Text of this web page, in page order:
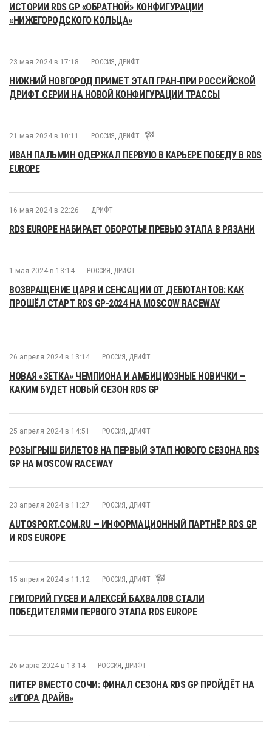
ИСТОРИИ RDS GP «ОБРАТНОЙ» КОНФИГУРАЦИИ
«НИЖЕГОРОДСКОГО КОЛЬЦА»
23 мая 2024 в 17:18 РОССИЯ , ДРИФТ
НИЖНИЙ НОВГОРОД ПРИМЕТ ЭТАП ГРАН-ПРИ РОССИЙСКОЙ
ДРИФТ СЕРИИ НА НОВОЙ КОНФИГУРАЦИИ ТРАССЫ
21 мая 2024 в 10:11 РОССИЯ , ДРИФТ
ИВАН ПАЛЬМИН ОДЕРЖАЛ ПЕРВУЮ В КАРЬЕРЕ ПОБЕДУ В RDS
EUROPE
16 мая 2024 в 22:26 ДРИФТ
RDS EUROPE НАБИРАЕТ ОБОРОТЫ! ПРЕВЬЮ ЭТАПА В РЯЗАНИ
1 мая 2024 в 13:14 РОССИЯ , ДРИФТ
ВОЗВРАЩЕНИЕ ЦАРЯ И СЕНСАЦИИ ОТ ДЕБЮТАНТОВ: КАК
ПРОШЁЛ СТАРТ RDS GP-2024 НА MOSCOW RACEWAY
26 апреля 2024 в 13:14 РОССИЯ , ДРИФТ
НОВАЯ «ЗЕТКА» ЧЕМПИОНА И АМБИЦИОЗНЫЕ НОВИЧКИ —
КАКИМ БУДЕТ НОВЫЙ СЕЗОН RDS GP
25 апреля 2024 в 14:51 РОССИЯ , ДРИФТ
РОЗЫГРЫШ БИЛЕТОВ НА ПЕРВЫЙ ЭТАП НОВОГО СЕЗОНА RDS
GP НА MOSCOW RACEWAY
23 апреля 2024 в 11:27 РОССИЯ , ДРИФТ
AUTOSPORT.COM.RU — ИНФОРМАЦИОННЫЙ ПАРТНЁР RDS GP
И RDS EUROPE
15 апреля 2024 в 11:12 РОССИЯ , ДРИФТ
ГРИГОРИЙ ГУСЕВ И АЛЕКСЕЙ БАХВАЛОВ СТАЛИ
ПОБЕДИТЕЛЯМИ ПЕРВОГО ЭТАПА RDS EUROPE
26 марта 2024 в 13:14 РОССИЯ , ДРИФТ
ПИТЕР ВМЕСТО СОЧИ: ФИНАЛ СЕЗОНА RDS GP ПРОЙДЁТ НА
«ИГОРА ДРАЙВ»